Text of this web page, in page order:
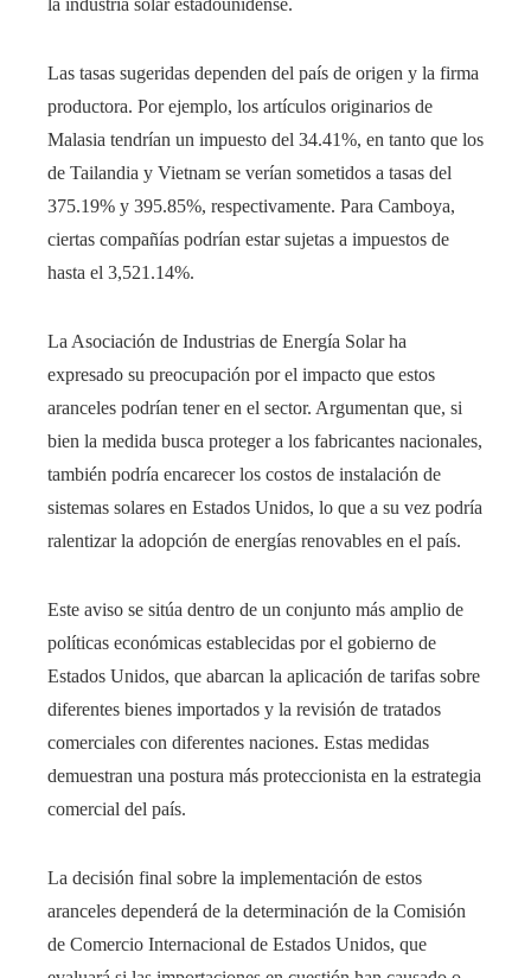
la industria solar estadounidense.​
Las tasas sugeridas dependen del país de origen y la firma
productora. Por ejemplo, los artículos originarios de
Malasia tendrían un impuesto del 34.41%, en tanto que los
de Tailandia y Vietnam se verían sometidos a tasas del
375.19% y 395.85%, respectivamente. Para Camboya,
ciertas compañías podrían estar sujetas a impuestos de
hasta el 3,521.14%.
La Asociación de Industrias de Energía Solar ha
expresado su preocupación por el impacto que estos
aranceles podrían tener en el sector. Argumentan que, si
bien la medida busca proteger a los fabricantes nacionales,
también podría encarecer los costos de instalación de
sistemas solares en Estados Unidos, lo que a su vez podría
ralentizar la adopción de energías renovables en el país.​
Este aviso se sitúa dentro de un conjunto más amplio de
políticas económicas establecidas por el gobierno de
Estados Unidos, que abarcan la aplicación de tarifas sobre
diferentes bienes importados y la revisión de tratados
comerciales con diferentes naciones. Estas medidas
demuestran una postura más proteccionista en la estrategia
comercial del país.
La decisión final sobre la implementación de estos
aranceles dependerá de la determinación de la Comisión
de Comercio Internacional de Estados Unidos, que